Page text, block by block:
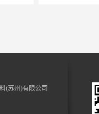
(苏州)有限公司